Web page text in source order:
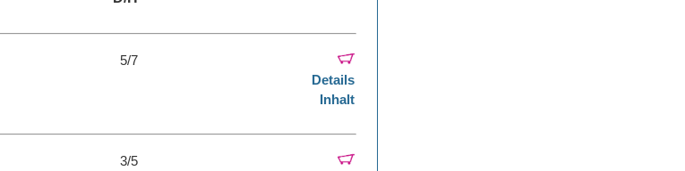
5/7
Details
Inhalt
3/5